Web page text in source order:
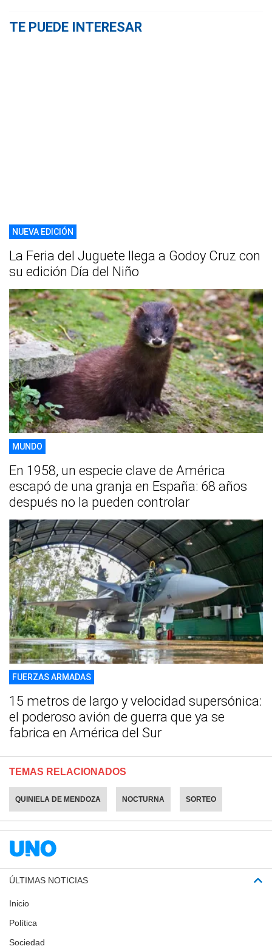
TE PUEDE INTERESAR
NUEVA EDICIÓN
La Feria del Juguete llega a Godoy Cruz con
su edición Día del Niño
MUNDO
En 1958, un especie clave de América
escapó de una granja en España: 68 años
después no la pueden controlar
FUERZAS ARMADAS
15 metros de largo y velocidad supersónica:
el poderoso avión de guerra que ya se
fabrica en América del Sur
TEMAS RELACIONADOS
QUINIELA DE MENDOZA NOCTURNA SORTEO
ÚLTIMAS NOTICIAS
Inicio
Política
Sociedad